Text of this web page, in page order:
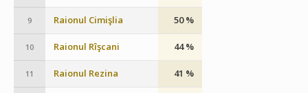
9 Raionul Cimişlia 50 %
10 Raionul Rîşcani 44 %
11 Raionul Rezina 41 %